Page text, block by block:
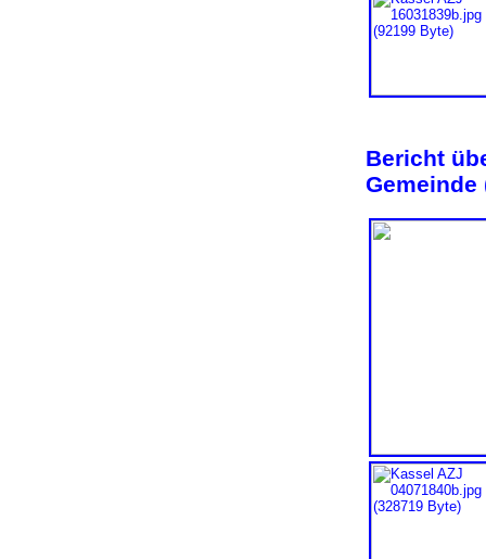
Bericht
Gemeinde